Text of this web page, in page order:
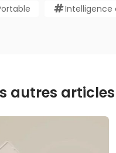
Intelligence
autres